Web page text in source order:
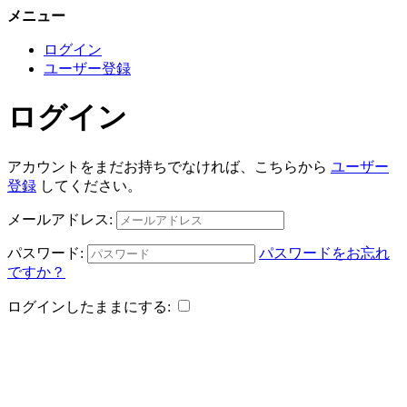
メニュー
ログイン
ユーザー登録
ログイン
アカウントをまだお持ちでなければ、こちらから ユーザー
登録 してください。
メールアドレス:
パスワード:
パスワードをお忘れ
ですか？
ログインしたままにする: